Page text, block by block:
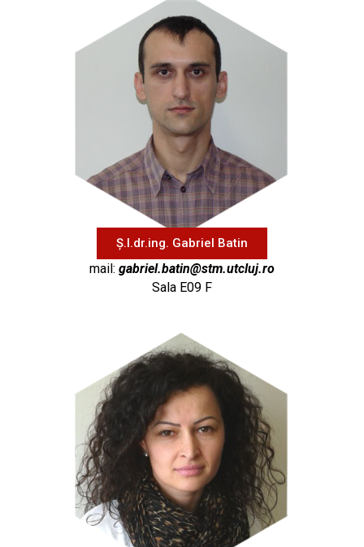
Ș.l.dr.ing. Gabriel Batin
mail: gabriel.batin@stm.utcluj.ro
Sala E09 F